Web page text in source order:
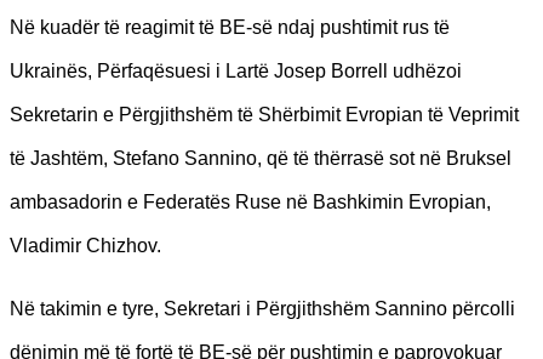
Në kuadër të reagimit të BE-së ndaj pushtimit rus të
Ukrainës, Përfaqësuesi i Lartë Josep Borrell udhëzoi
Sekretarin e Përgjithshëm të Shërbimit Evropian të Veprimit
të Jashtëm, Stefano Sannino, që të thërrasë sot në Bruksel
ambasadorin e Federatës Ruse në Bashkimin Evropian,
Vladimir Chizhov.
Në takimin e tyre, Sekretari i Përgjithshëm Sannino përcolli
dënimin më të fortë të BE-së për pushtimin e paprovokuar